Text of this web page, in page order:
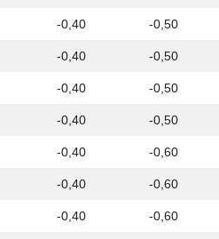
-0,40 -0,50
-0,40 -0,50
-0,40 -0,50
-0,40 -0,50
-0,40 -0,60
-0,40 -0,60
-0,40 -0,60